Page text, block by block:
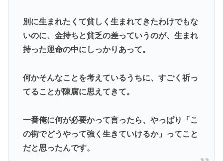
別に生まれたくて貧しく生まれてきたわけでもな
いのに、金持ちと貧乏の差っていうのが、生まれ
持った運命の中にしっかりあって。
何かそんなことを考えているうちに、すごく祈っ
てることが陳腐に思えてきて。
一番俺に何が必要かって言ったら、やっぱり「こ
の街でどうやって強く生きていけるか」ってこと
だと思ったんです。